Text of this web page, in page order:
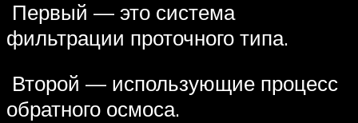
Первый — это система
фильтрации проточного типа.
Второй — использующие процесс
обратного осмоса.